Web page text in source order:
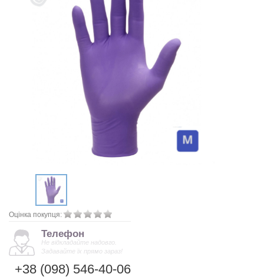
Оцінка покупця:
Телефон
Не відкладайте надовго.
Задавайте їх прямо зараз!
+38 (098) 546-40-06